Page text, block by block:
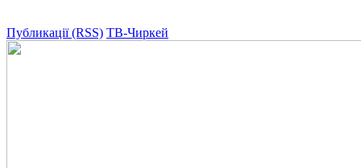
Публикації (RSS) ТВ-Чиркей